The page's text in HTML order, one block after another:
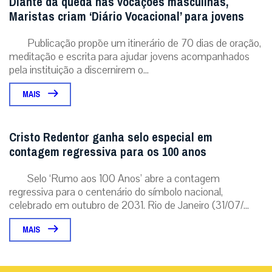
Maristas criam ‘Diário Vocacional’ para jovens
Publicação propõe um itinerário de 70 dias de oração,
meditação e escrita para ajudar jovens acompanhados
pela instituição a discernirem o...
MAIS
Cristo Redentor ganha selo especial em
contagem regressiva para os 100 anos
Selo ‘Rumo aos 100 Anos’ abre a contagem
regressiva para o centenário do símbolo nacional,
celebrado em outubro de 2031. Rio de Janeiro (31/07/...
MAIS